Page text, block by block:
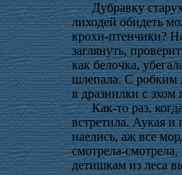
Дубравку
лиходей обидеть
крохи-птенчики?
заглянуть,
как белочка,
шлепала. С робким
в дразнилки с
Как-то раз,
встретила. Аукая
наелись, аж все
смотрела-
детишкам из леса